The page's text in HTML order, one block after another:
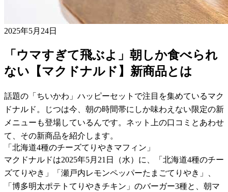
2025年5月24日
「ウマすぎて飛ぶよ」朝しか食べられ
ない【マクドナルド】新商品とは
話題の「ちいかわ」ハッピーセットで注目を集めているマク
ドナルド。じつは今、朝の時間帯にしか味わえない限定の新
メニューも登場しているんです。ネット上の口コミとあわせ
て、その新商品を紹介します。
「北海道4種のチーズてりやきマフィン」
マクドナルドは2025年5月21日（水）に、「北海道4種のチー
ズてりやき」「瀬戸内レモンペッパーたまごてりやき」、
「博多明太ポテトてりやきチキン」のバーガー3種と、朝マ